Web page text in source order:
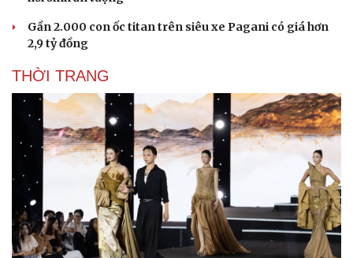
Sức khỏe
Dinh dưỡng - món ngon
Cây thuốc
Sản phụ khoa
Nhi khoa
Đời sống
Nhà đẹp
Blog
Tình yêu - Gia đình
Gần 2.000 con ốc titan trên siêu xe Pagani có giá hơn
2,9 tỷ đồng
THỜI TRANG